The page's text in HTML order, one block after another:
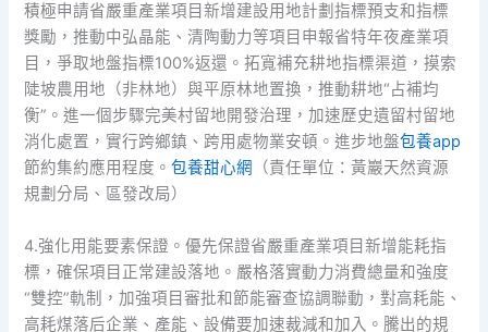
積極申請省嚴重產業項目新增建設用地計劃指標預支和指標
獎勵，推動中弘晶能、清陶動力等項目申報省特年夜產業項
目，爭取地盤指標100%返還。拓寬補充耕地指標渠道，摸索
陡坡農用地（非林地）與平原林地置換，推動耕地“占補均
衡”。進一個步驟完美村留地開發治理，加速歷史遺留村留地
消化處置，實行跨鄉鎮、跨用處物業安頓。進步地盤包養app
節約集約應用程度。包養甜心網
（責任單位：黃巖天然資源
規劃分局、區發改局）
4.強化用能要素保證。優先保證省嚴重產業項目新增能耗指
標，確保項目正常建設落地。嚴格落實動力消費總量和強度
“雙控”軌制，加強項目審批和節能審查協調聯動，對高耗能、
高耗煤落后企業、產能、設備要加速裁減和加入。騰出的規